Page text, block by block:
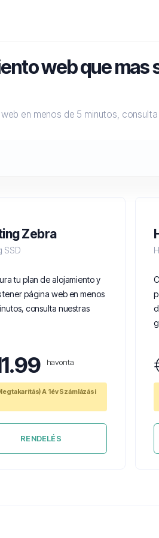
web que mas
en menos de 5 minutos,
Zebra
SSD
tu plan de alojamiento y
tener página web en menos
consulta nuestras
havonta
A 1év Számlázási
RENDELÉS